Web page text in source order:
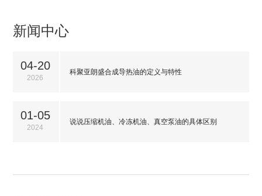
新闻中心
04-20
2026
科聚亚朗盛合成导热油的定义与特性
01-05
2024
说说压缩机油、冷冻机油、真空泵油的具体区别